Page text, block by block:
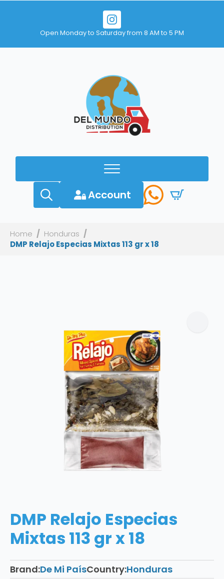
Open Monday to Saturday from 8 AM to 5 PM
Account
Home
Honduras
DMP Relajo Especias Mixtas 113 gr x 18
DMP Relajo Especias
Mixtas 113 gr x 18
Brand:De Mi PaísCountry:Honduras